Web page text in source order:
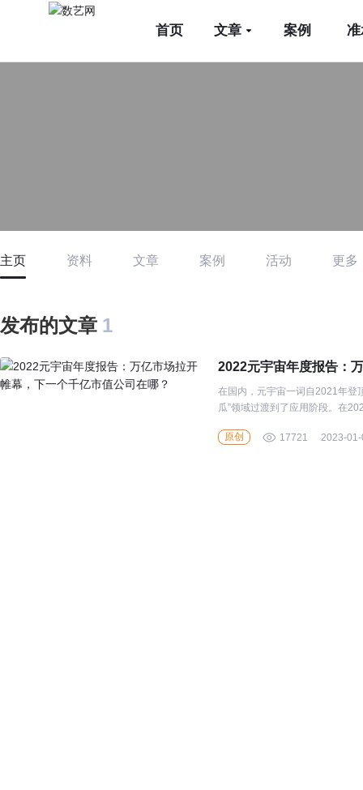
首页 文章 案例
主页 资料 文章 案例 活动 更多
发布的文章 1
2022元宇宙年度报告：
在国内，元宇宙一词自2021年登
瓜”领域过渡到了应用阶段。在
原创
17721 2023-